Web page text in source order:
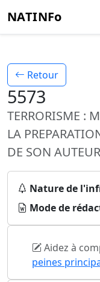
NATINFo
Retour
5573
TERRORISME :
LA
DE SON AUTEUR
Nature de
Mode de
Aidez à
peines